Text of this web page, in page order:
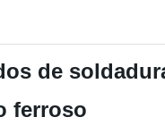
de
ferroso